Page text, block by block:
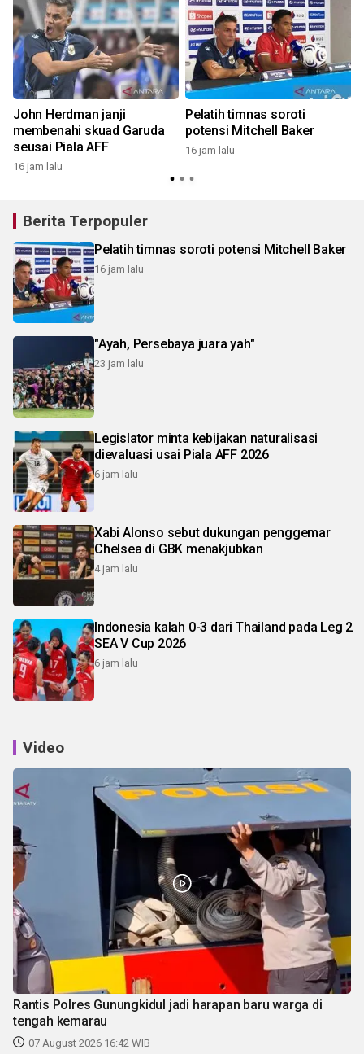
John Herdman janji
membenahi skuad Garuda
seusai Piala AFF
16 jam lalu
Pelatih timnas soroti
potensi Mitchell Baker
16 jam lalu
Berita Terpopuler
Pelatih timnas soroti potensi Mitchell Baker
16 jam lalu
"Ayah, Persebaya juara yah"
23 jam lalu
Legislator minta kebijakan naturalisasi
dievaluasi usai Piala AFF 2026
6 jam lalu
Xabi Alonso sebut dukungan penggemar
Chelsea di GBK menakjubkan
4 jam lalu
Indonesia kalah 0-3 dari Thailand pada Leg 2
SEA V Cup 2026
6 jam lalu
Video
Rantis Polres Gunungkidul jadi harapan baru warga di
tengah kemarau
07 August 2026 16:42 WIB